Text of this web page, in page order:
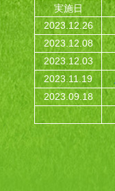
実施日
2023.12.26
2023.12.08
2023.12.03
2023.11.19
2023.09.18